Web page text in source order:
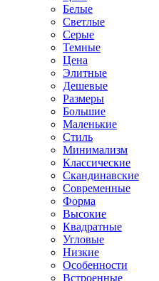
Белые
Светлые
Серые
Темные
Цена
Элитные
Дешевые
Размеры
Большие
Маленькие
Стиль
Минимализм
Классические
Скандинавские
Современные
Форма
Высокие
Квадратные
Угловые
Низкие
Особенности
Встроенные